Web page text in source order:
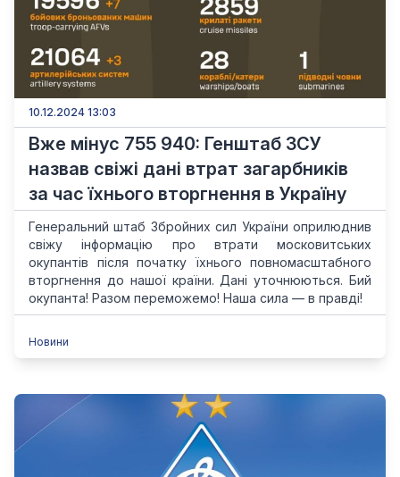
10.12.2024 13:03
Вже мінус 755 940: Генштаб ЗСУ
назвав свіжі дані втрат загарбників
за час їхнього вторгнення в Україну
Генеральний штаб Збройних сил України оприлюднив
свіжу інформацію про втрати московитських
окупантів після початку їхнього повномасштабного
вторгнення до нашої країни. Дані уточнюються. Бий
окупанта! Разом переможемо! Наша сила — в правді!
Новини